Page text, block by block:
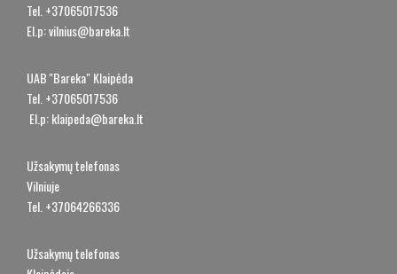
​Tel. +37065017536
​El.p: vilnius@bareka.lt
UAB ''Bareka" Klaipėda
​​Tel. +37065017536
​​El.p: klaipeda@bareka.lt
Užsakymų telefonas
Vilniuje
​​Tel. +37064266336
Užsakymų telefonas